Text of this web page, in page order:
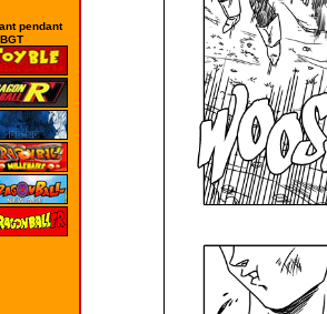
pendant